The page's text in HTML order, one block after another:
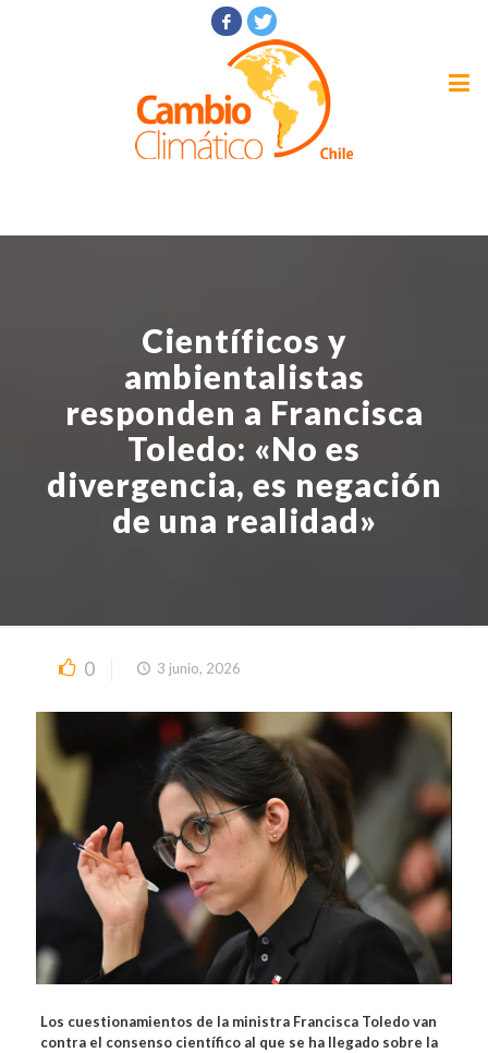
Científicos y
ambientalistas
responden a Francisca
Toledo: «No es
divergencia, es negación
de una realidad»
0 3 junio, 2026
Los cuestionamientos de la ministra Francisca Toledo van
contra el consenso científico al que se ha llegado sobre la